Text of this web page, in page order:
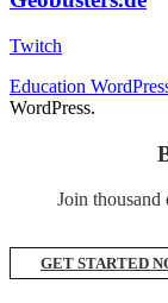
Twitch
Education
WordPress.
Join thousand
GET STARTED